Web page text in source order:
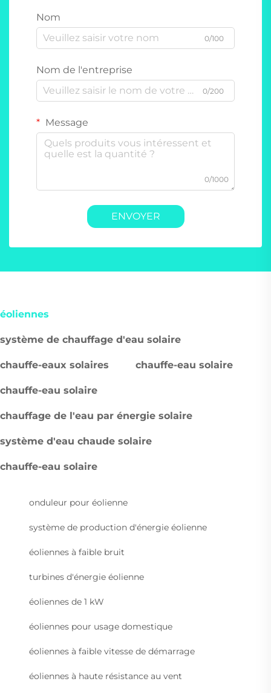
Nom
0/100
Nom de l'entreprise
0/200
Message
0/1000
ENVOYER
éoliennes
système de chauffage d'eau solaire
chauffe-eaux solaires chauffe-eau solaire
chauffe-eau solaire
chauffage de l'eau par énergie solaire
système d'eau chaude solaire
chauffe-eau solaire
onduleur pour éolienne
système de production d'énergie éolienne
éoliennes à faible bruit
turbines d'énergie éolienne
éoliennes de 1 kW
éoliennes pour usage domestique
éoliennes à faible vitesse de démarrage
éoliennes à haute résistance au vent